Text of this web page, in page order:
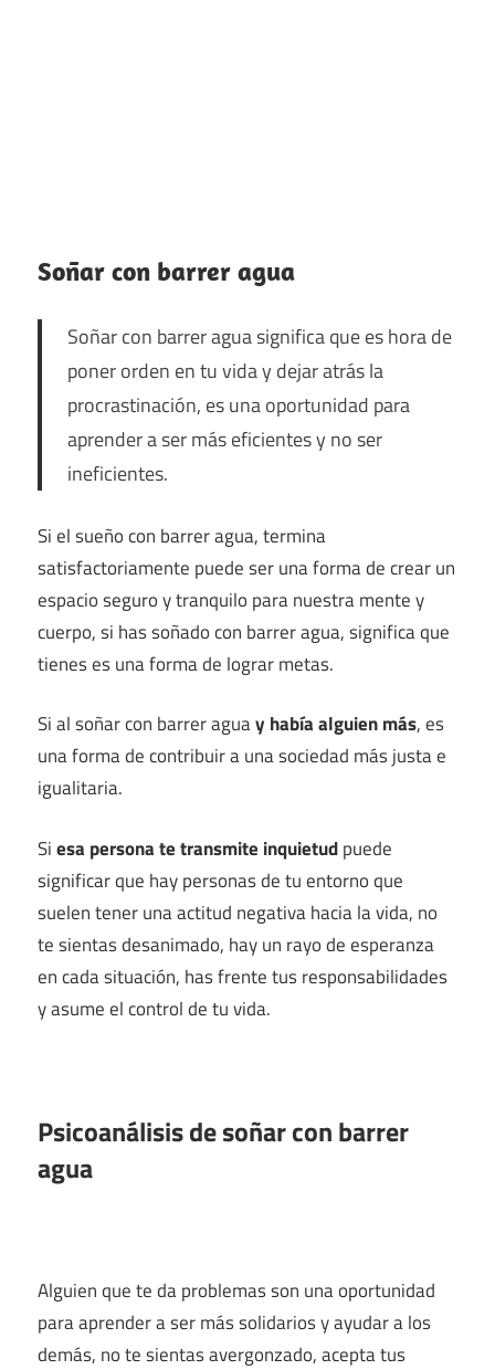
Soñar con barrer agua
Soñar con barrer agua significa que es hora de
poner orden en tu vida y dejar atrás la
procrastinación, es una oportunidad para
aprender a ser más eficientes y no ser
ineficientes.
Si el sueño con barrer agua, termina
satisfactoriamente puede ser una forma de crear un
espacio seguro y tranquilo para nuestra mente y
cuerpo, si has soñado con barrer agua, significa que
tienes es una forma de lograr metas.
Si al soñar con barrer aguay había alguien más, es
una forma de contribuir a una sociedad más justa e
igualitaria.
Siesa persona te transmite inquietudpuede
significar que hay personas de tu entorno que
suelen tener una actitud negativa hacia la vida, no
te sientas desanimado, hay un rayo de esperanza
en cada situación, has frente tus responsabilidades
y asume el control de tu vida.
Psicoanálisis de soñar con barrer
agua
Alguien que te da problemas son una oportunidad
para aprender a ser más solidarios y ayudar a los
demás, no te sientas avergonzado, acepta tus